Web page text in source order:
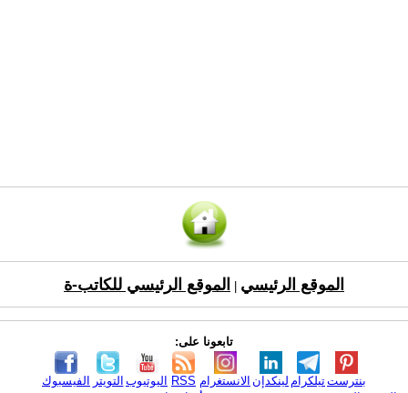
الموقع الرئيسي الموقع الرئيسي للكاتب-ة
تابعونا على:
الفيسبوك التويتر اليوتيوب RSS الانستغرام لينكدإن تيلكرامبنترست